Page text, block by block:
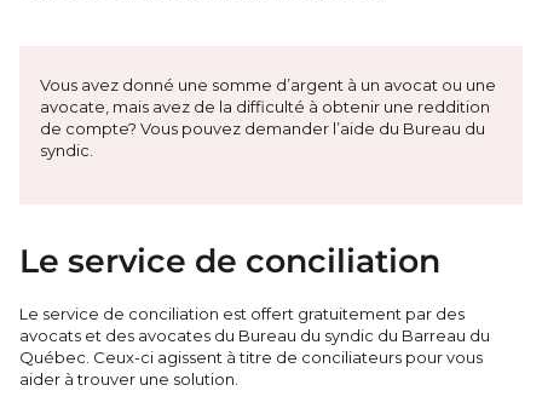
Vous avez donné une somme d’argent à un avocat ou une
avocate, mais avez de la difficulté à obtenir une reddition
de compte? Vous pouvez demander l’aide du Bureau du
syndic.
Le service de conciliation
Le service de conciliation est offert gratuitement par des
avocats et des avocates du Bureau du syndic du Barreau du
Québec. Ceux-ci agissent à titre de conciliateurs pour vous
aider à trouver une solution.